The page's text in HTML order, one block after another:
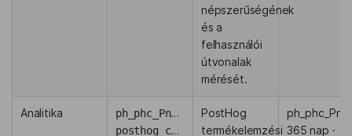
népszerűségének
és a
felhasználói
útvonalak
mérését.
Analitika ph_phc_PnPj5EuqaKiQZ1ZSNhmF2txdyecD8PbYwGEHdIpTsmd_posthog
posthog_csrftoken
PostHog
termékelemzési 365 nap ·